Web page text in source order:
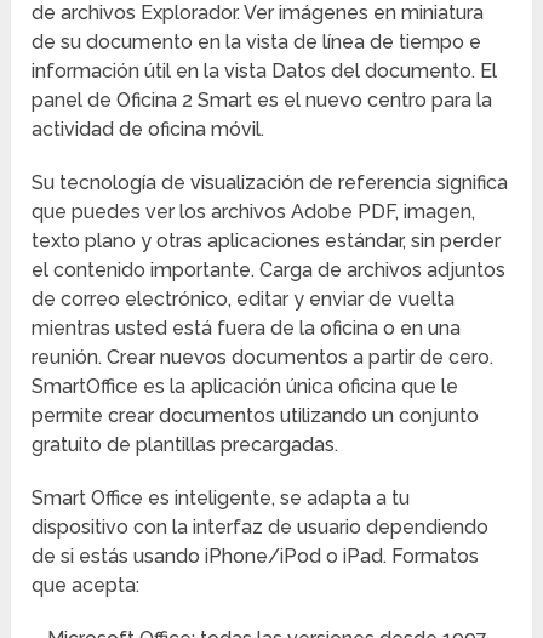
de archivos Explorador. Ver imágenes en miniatura
de su documento en la vista de línea de tiempo e
información útil en la vista Datos del documento. El
panel de Oficina 2 Smart es el nuevo centro para la
actividad de oficina móvil.
Su tecnología de visualización de referencia significa
que puedes ver los archivos Adobe PDF, imagen,
texto plano y otras aplicaciones estándar, sin perder
el contenido importante. Carga de archivos adjuntos
de correo electrónico, editar y enviar de vuelta
mientras usted está fuera de la oficina o en una
reunión. Crear nuevos documentos a partir de cero.
SmartOffice es la aplicación única oficina que le
permite crear documentos utilizando un conjunto
gratuito de plantillas precargadas.
Smart Office es inteligente, se adapta a tu
dispositivo con la interfaz de usuario dependiendo
de si estás usando iPhone/iPod o iPad. Formatos
que acepta: